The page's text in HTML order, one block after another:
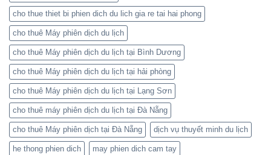
cho thue thiet bi phien dich du lich gia re tai hai phong
cho thuê Máy phiên dịch du lịch
cho thuê Máy phiên dịch du lịch tại Bình Dương
cho thuê Máy phiên dịch du lịch tại hải phòng
cho thuê Máy phiên dịch du lịch tại Lạng Sơn
cho thuê máy phiên dịch du lịch tại Đà Nẵng
cho thuê Máy phiên dịch tại Đà Nẵng dịch vụ thuyết minh du lịch
he thong phien dich may phien dich cam tay